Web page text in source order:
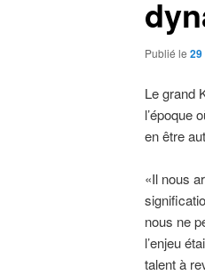
Publié le
Le grand
l’époque
en être
«Il nous
nous ne
l’enjeu
talent à